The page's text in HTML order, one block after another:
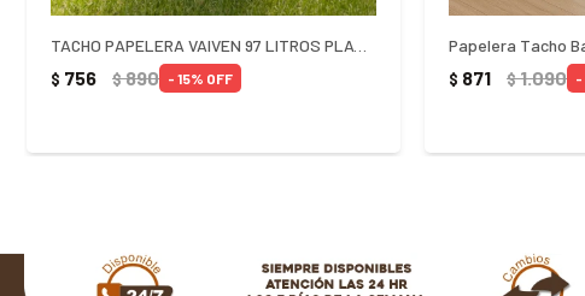
$ 756 $890 15 $ 871 $1.090